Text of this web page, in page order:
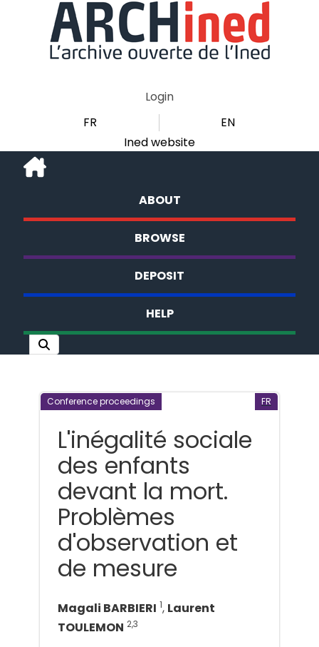
Login
FR
EN
Ined website
ABOUT
BROWSE
DEPOSIT
HELP
Conference proceedings FR
L'inégalité sociale
des enfants
devant la mort.
Problèmes
d'observation et
de mesure
Magali BARBIERI 1, Laurent
TOULEMON 2,3